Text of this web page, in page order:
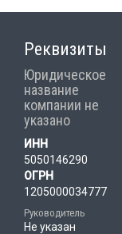
Реквизиты
Юридическое
название
компании не
указано
ИНН
5050146290
ОГРН
1205000034777
Руководитель
Не указан